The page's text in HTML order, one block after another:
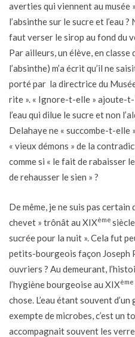
averties qui viennent au
l’absinthe sur le sucre et l’eau
faut verser le sirop au fond du
Par ailleurs, un élève, en classe
l’absinthe) m’a écrit qu’il ne
porté par la directrice du
rite ». « Ignore-t-elle » ajoute-t-
l’eau qui dilue le sucre et non
Delahaye ne « succombe-t-elle
« vieux démons » de la
comme si « le fait de rabaisser
de rehausser le sien » ?
De même, je ne suis pas
chevet » trônât au XIXème
sucrée pour la nuit ». Cela fut
petits-bourgeois façon Joseph
ouvriers ? Au demeurant,
l’hygiène bourgeoise au XIXème
chose. L’eau étant souvent
exempte de microbes, c’est un
accompagnait souvent les